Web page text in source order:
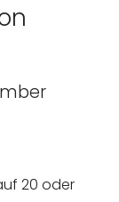
20 oder